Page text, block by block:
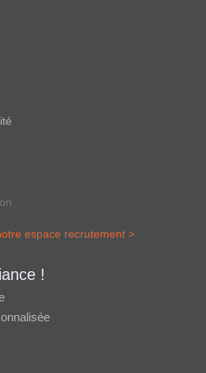
espace recrutement >
!